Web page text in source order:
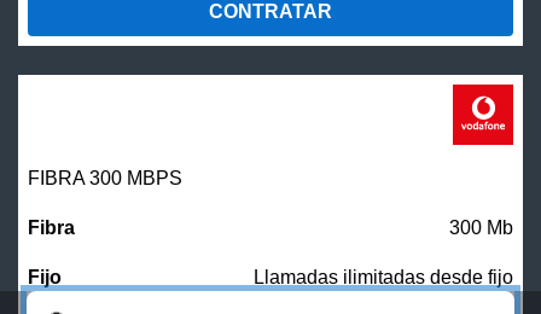
CONTRATAR
FIBRA 300 MBPS
300 Mb
Llamadas ilimitadas desde fijo